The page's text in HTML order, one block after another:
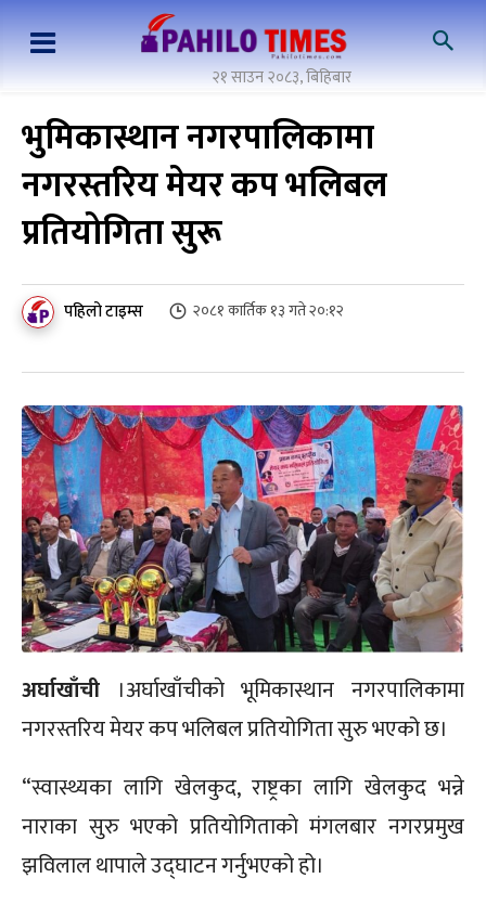
२१ साउन २०८३, बिहिबार
भुमिकास्थान नगरपालिकामा
नगरस्तरिय मेयर कप भलिबल
प्रतियोगिता सुरू
पहिलो टाइम्स २०८१ कार्तिक १३ गते २०:१२
अर्घाखाँची ।अर्घाखाँचीकाे भूमिकास्थान नगरपालिकामा
नगरस्तरिय मेयर कप भलिबल प्रतियोगिता सुरु भएको छ।
“स्वास्थ्यका लागि खेलकुद, राष्ट्रका लागि खेलकुद भन्ने
नाराका सुरु भएको प्रतियोगिताकाे मंगलबार नगरप्रमुख
झविलाल थापाले उद्घाटन गर्नुभएको हो।